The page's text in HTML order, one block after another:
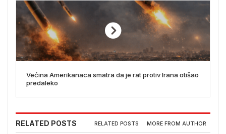
Većina Amerikanaca smatra da je rat protiv Irana otišao
predaleko
RELATED POSTS RELATED POSTS MORE FROM AUTHOR